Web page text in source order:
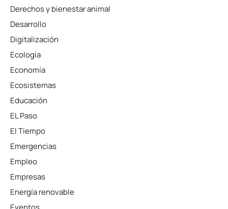
Derechos y bienestar animal
Desarrollo
Digitalización
Ecología
Economía
Ecosistemas
Educación
EL Paso
El Tiempo
Emergencias
Empleo
Empresas
Energía renovable